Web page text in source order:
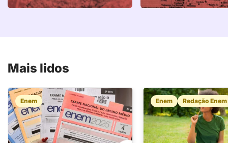
Mais lidos
Enem Enem Redação Enem